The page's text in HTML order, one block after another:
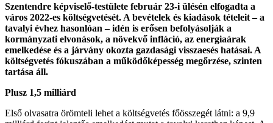
Szentendre képviselő-testülete február 23-i ülésén elfogadta a
város 2022-es költségvetését. A bevételek és kiadások tételeit – a
tavalyi évhez hasonlóan – idén is erősen befolyásolják a
kormányzati elvonások, a növekvő infláció, az energiaárak
emelkedése és a járvány okozta gazdasági visszaesés hatásai. A
költségvetés fókuszában a működőképesség megőrzése, szinten
tartása áll.
Plusz 1,5 milliárd
Első olvasatra örömteli lehet a költségvetés főösszegét látni: a 9,9